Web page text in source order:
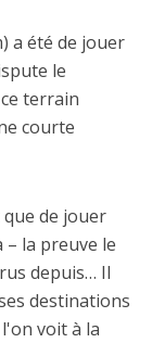
a été de jouer
le
terrain
courte
de jouer
– la preuve le
depuis… Il
destinations
voit à la